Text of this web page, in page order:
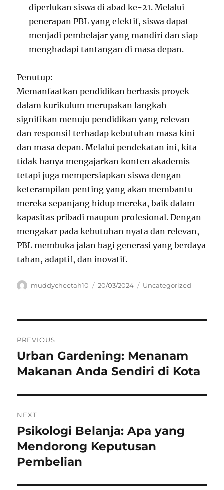
diperlukan siswa di abad ke-21. Melalui
penerapan PBL yang efektif, siswa dapat
menjadi pembelajar yang mandiri dan siap
menghadapi tantangan di masa depan.
Penutup:
Memanfaatkan pendidikan berbasis proyek
dalam kurikulum merupakan langkah
signifikan menuju pendidikan yang relevan
dan responsif terhadap kebutuhan masa kini
dan masa depan. Melalui pendekatan ini, kita
tidak hanya mengajarkan konten akademis
tetapi juga mempersiapkan siswa dengan
keterampilan penting yang akan membantu
mereka sepanjang hidup mereka, baik dalam
kapasitas pribadi maupun profesional. Dengan
mengakar pada kebutuhan nyata dan relevan,
PBL membuka jalan bagi generasi yang berdaya
tahan, adaptif, dan inovatif.
Author
muddycheetah10
Posted
20/03/2024 Categories
Uncategorized
pos
PREVIOUS
Previous
post:
Urban Gardening: Menanam
Makanan Anda Sendiri di Kota
NEXT
Next
post:
Psikologi Belanja: Apa yang
Mendorong Keputusan
Pembelian